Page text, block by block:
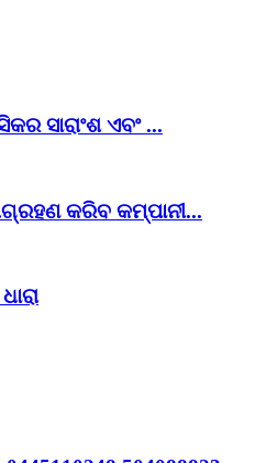
ସାରାଂଶ ଏବଂ ...
କରିବ କମ୍ପାନୀ...